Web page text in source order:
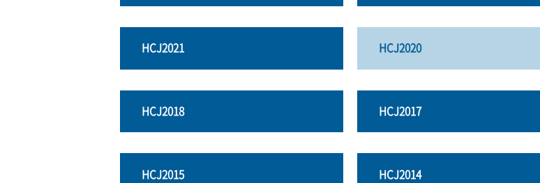
HCJ2021 HCJ2020
HCJ2018 HCJ2017
HCJ2015 HCJ2014